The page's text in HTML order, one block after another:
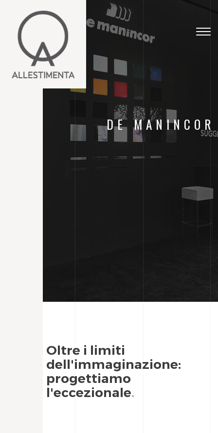
DE MANINCOR
Oltre i limiti
dell'immaginazione:
progettiamo
l'eccezionale.